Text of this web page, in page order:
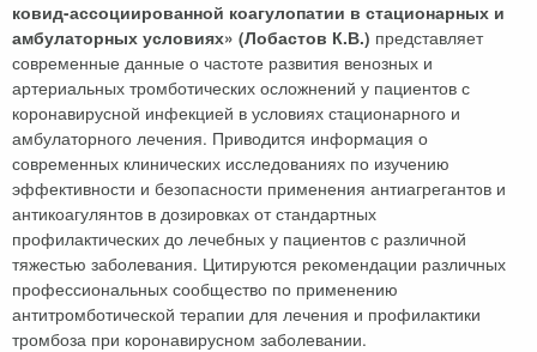
ковид-ассоциированной коагулопатии в стационарных и
амбулаторных условиях» (Лобастов К.В.) представляет
современные данные о частоте развития венозных и
артериальных тромботических осложнений у пациентов с
коронавирусной инфекцией в условиях стационарного и
амбулаторного лечения. Приводится информация о
современных клинических исследованиях по изучению
эффективности и безопасности применения антиагрегантов и
антикоагулянтов в дозировках от стандартных
профилактических до лечебных у пациентов с различной
тяжестью заболевания. Цитируются рекомендации различных
профессиональных сообщество по применению
антитромботической терапии для лечения и профилактики
тромбоза при коронавирусном заболевании.